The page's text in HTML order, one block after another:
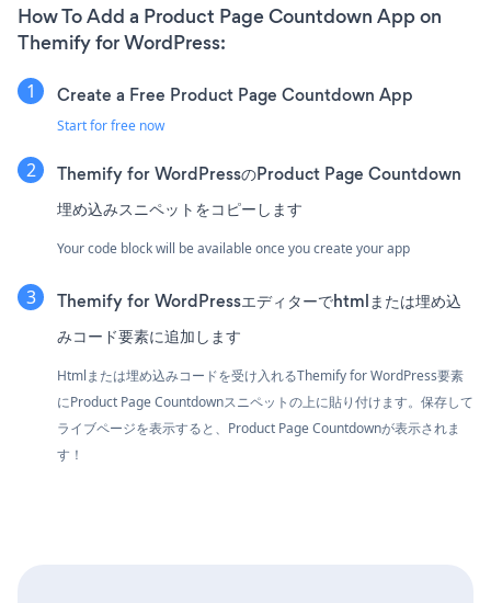
How To Add a Product Page Countdown App on
Themify for WordPress:
Create a Free Product Page Countdown App
Start for free now
Themify for WordPressのProduct Page Countdown
埋め込みスニペットをコピーします
Your code block will be available once you create your app
Themify for WordPressエディターでhtmlまたは埋め込
みコード要素に追加します
Htmlまたは埋め込みコードを受け入れるThemify for WordPress要素
にProduct Page Countdownスニペットの上に貼り付けます。保存して
ライブページを表示すると、Product Page Countdownが表示されま
す！